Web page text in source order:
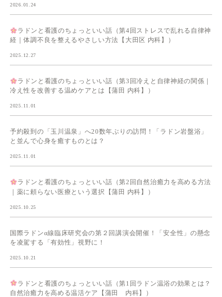
2026.01.24
ラドンと看護のちょっといい話（第4回ストレスで乱れる自律神
経｜体調不良を整えるやさしい方法【大田区 内科】）
2025.12.27
ラドンと看護のちょっといい話（第3回冷えと自律神経の関係｜
冷え性を改善する温めケアとは【蒲田 内科】）
2025.11.01
予約殺到の「玉川温泉」へ20数年ぶりの訪問！「ラドン岩盤浴」
と並んで心身を癒すものとは？
2025.11.01
ラドンと看護のちょっといい話（第2回自然治癒力を高める方法
｜薬に頼らない医療という選択【蒲田 内科】）
2025.10.25
国際ラドンα線臨床研究会の第２回講演会開催！「安全性」の懸念
を凌駕する「有効性」視野に！
2025.10.21
ラドンと看護のちょっといい話（第1回ラドン温浴の効果とは？
自然治癒力を高める温活ケア【蒲田 内科】）